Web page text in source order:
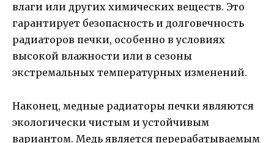
влаги или других химических веществ. Это
гарантирует безопасность и долговечность
радиаторов печки, особенно в условиях
высокой влажности или в сезоны
экстремальных температурных изменений.
Наконец, медные радиаторы печки являются
экологически чистым и устойчивым
вариантом. Медь является перерабатываемым